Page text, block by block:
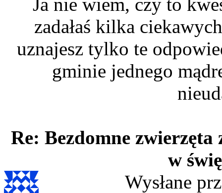
zadałaś kilka
uznajesz tylko te
gminie jednego
Re: Bezdomne
w
Wysłane